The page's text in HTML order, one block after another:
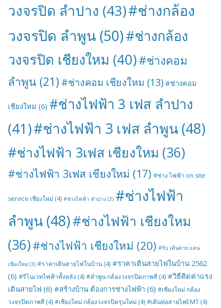
วงจรปิด ลำปาง (43)#ช่างกล้อง
วงจรปิด ลำพูน (50)#ช่างกล้อง
วงจรปิด เชียงใหม (40)#ช่างคอม
ลำพูน (21) #ช่างคอม เชียงใหม (13) #ช่างคอม
เชียงใหม่ (6) #ช่างไฟฟ้า 3 เฟส ลำปาง
(41)#ช่างไฟฟ้า 3 เฟส ลำพูน (48)
#ช่างไฟฟ้า 3เฟส เชียงใหม (36)
#ช่างไฟฟ้า 3เฟส เชียงใหม่ (17) #ช่าง ไฟฟ้า on site
service เชียงใหม่ (4) #ช่างไฟฟ้า ลำปาง (3) #ช่างไฟฟ้า
ลำพูน (48)#ช่างไฟฟ้า เชียงใหม
(36)#ช่างไฟฟ้า เชียงใหม่ (20) #รับ เดินสาย แลน
เชียงใหม่ (3) #ราคาเดินสายไฟในบ้าน (4) #ราคาเดินสายไฟในบ้าน 2562
(6) #รีโนเวทไฟฟ้าทั้งหลัง (4) #ลำพูน กล้องวงจรปิดภาพสี (4) #วิธีคิดค่าแรง
เดินสายไฟ (6) #สร้างบ้าน ต้องการช่างไฟฟ้า (6) #เชียงใหม่ กล้อง
วงจรปิดภาพสี (4) #เชียงใหม่ กล้องวงจรปิดรุ่นใหม่ (4) #เดินท่อสายไฟEMT (4)